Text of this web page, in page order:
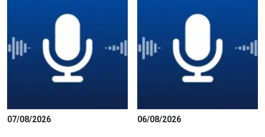
07/08/2026 06/08/2026